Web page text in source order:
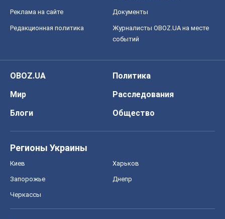
Реклама на сайте Документы
Редакционная политика
Журналисты OBOZ.UA на месте
событий
OBOZ.UA
Политика
Мир
Расследования
Блоги
Общество
Регионы Украины
Киев Харьков
Запорожье Днепр
Черкассы